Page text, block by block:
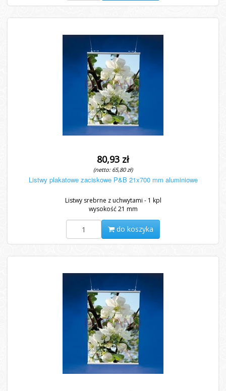
80,93 zł
(netto: 65,80 zł)
Listwy plakatowe zaciskowe P&B 21x700 mm aluminiowe
Listwy srebrne z uchwytami - 1 kpl
wysokość 21 mm
do koszyka